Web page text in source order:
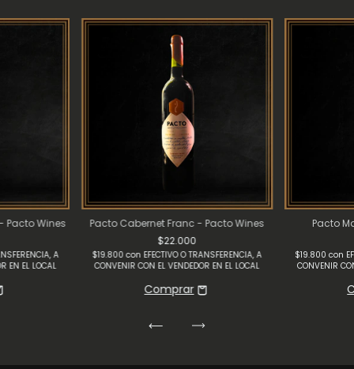
Pacto Wines
A
EN EL LOCAL
Pacto Cabernet Franc - Pacto Wines
$22.000
$19.800con EFECTIVO O TRANSFERENCIA, A
CONVENIR CON EL VENDEDOR EN EL LOCAL
Pacto
$19.800con
CONVENIR